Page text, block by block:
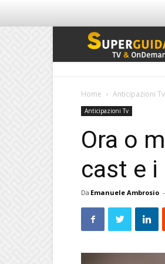
Home Anticipazioni Tv
Anticipazioni Tv
Ora o
cast e
Da Emanuele Ambrosio -